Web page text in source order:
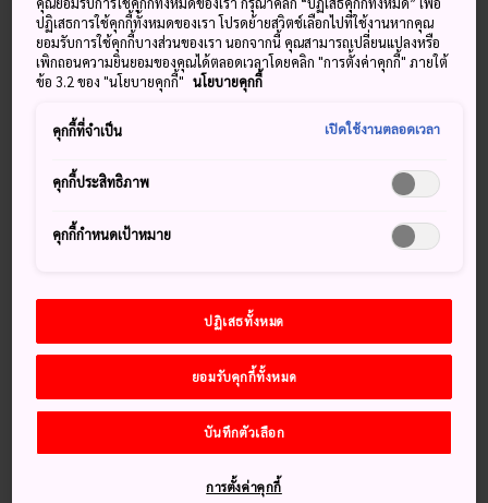
ทิวทัศน์ที่น่าตื่นตะลึงและการข้ามภูมิ
ทัศน์ที่น่าประทับใจ
งดงามที่สุดในประเทศญี่ปุ่น
เกร็ดน่าสนใจ
คุณจะเห็นทิวทัศน์ในมุมกว้างของภูมิภาคโอคุฮิดะ
วิธีการเดินทาง
รถบัสจากทะคะยะมะ (90 นาที) และฮิรายุอนเซ็น
(40
นาที) จอดสุดสายที่กระเช้าลอยฟ้าชินโฮทากะซึ่งอยู่ใกล้กับสถานี
รถกระเช้าด้านล่าง
ปฏิเสธการใช้คุกกี้ทั้งหมดของเรา โปรดย้ายสวิตช์เลือกไปที่ใช้งานหากคุณ
ยอมรับการใช้คุกกี้บางส่วนของเรา นอกจากนี้ คุณสามารถเปลี่ยนแปลงหรือ
เพิกถอนความยินยอมของคุณได้ตลอดเวลาโดยคลิก "การตั้งค่าคุกกี้" ภายใต้
ข้อ 3.2 ของ "นโยบายคุกกี้" นโยบายคุกกี้
คุกกี้ที่จำเป็น เปิดใช้งานตลอดเวลา
คุกกี้ประสิทธิภาพ
คุกกี้กำหนดเป้าหมาย
ปฏิเสธทั้งหมด
ยอมรับคุกกี้ทั้งหมด
บันทึกตัวเลือก
การตั้งค่าคุกกี้